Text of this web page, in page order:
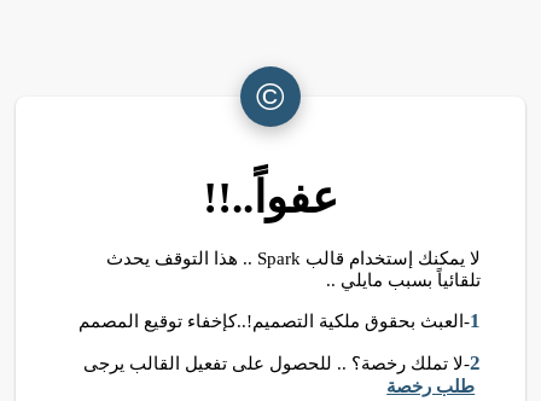
©
عفواً..!!
لا يمكنك إستخدام قالب Spark .. هذا التوقف يحدث
تلقائياً بسبب مايلي ..
1-العبث بحقوق ملكية التصميم!..كإخفاء توقيع المصمم
2-لا تملك رخصة؟ .. للحصول على تفعيل القالب يرجى
طلب رخصة